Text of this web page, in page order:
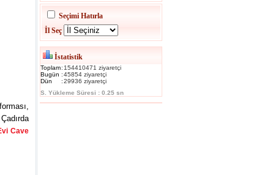
Cave
Seçimi Hatırla
İl Seç
İstatistik
Toplam: 154410471 ziyaretçi
Bugün :45854 ziyaretçi
Dün
:29936 ziyaretçi
S. Yükleme Süresi : 0.25 sn